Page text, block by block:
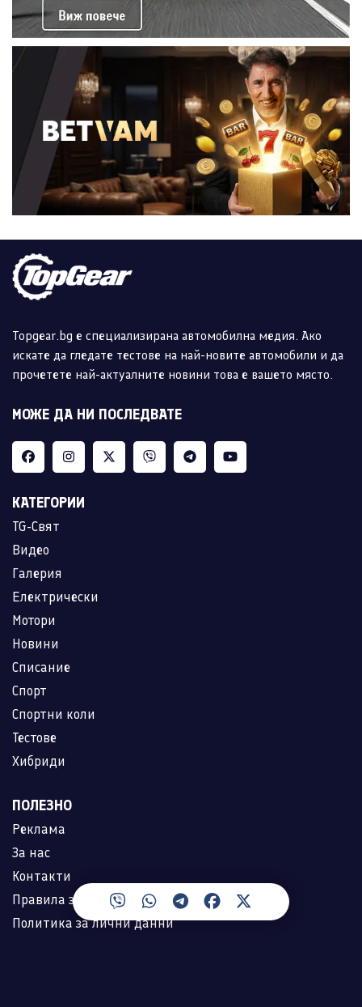
Topgear.bg е специализирана автомобилна медия. Ако
искате да гледате тестове на най-новите автомобили и да
прочетете най-актуалните новини това е вашето място.
МОЖЕ ДА НИ ПОСЛЕДВАТЕ
КАТЕГОРИИ
TG-Свят
Видео
Галерия
Електрически
Мотори
Новини
Списание
Спорт
Спортни коли
Тестове
Хибриди
ПОЛЕЗНО
Реклама
За нас
Контакти
Правила за ползване
Политика за лични данни